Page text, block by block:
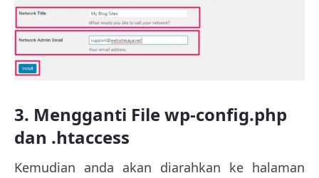
3. Mengganti File wp-config.php
dan .htaccess
Kemudian anda akan diarahkan ke halaman